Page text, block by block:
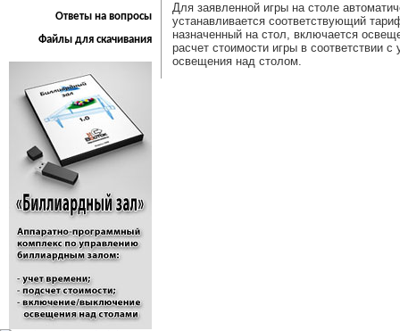
Ответы на вопросы
Файлы для скачивания
Для заявленной игры на столе
устанавливается соответствующий
назначенный на стол, включается
расчет стоимости игры в
освещения над столом.